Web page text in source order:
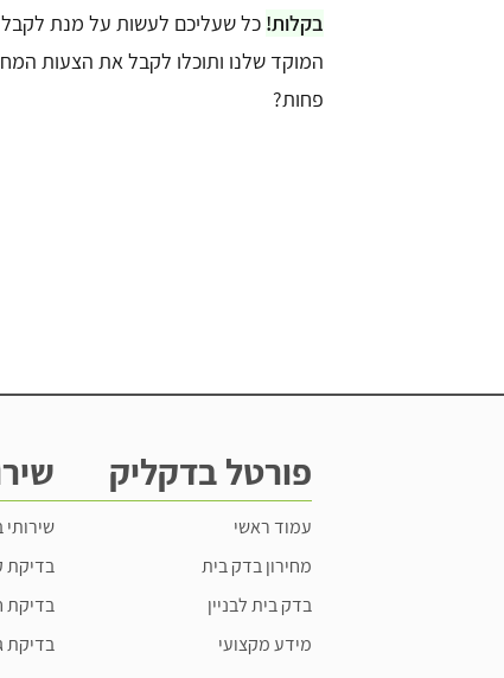
בקלות! כל שעליכם לעשות על מנת
המוקד שלנו ותוכלו לקבל את הצעות
פחות?
פורטל בדקליק
עמוד ראשי
מחירון בדק בית
בדק בית לבניין
מידע מקצועי
בדיקת
בדיקת